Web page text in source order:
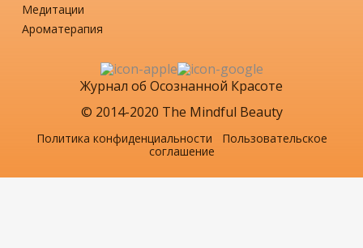
Медитации
Ароматерапия
Журнал об Осознанной Красоте
© 2014-2020 The Mindful Beauty
Политика конфиденциальности
Пользовательское
соглашение